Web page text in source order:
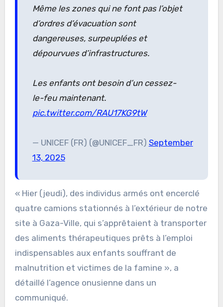
Même les zones qui ne font pas l’objet
d’ordres d’évacuation sont
dangereuses, surpeuplées et
dépourvues d’infrastructures.
Les enfants ont besoin d’un cessez-
le-feu maintenant.
pic.twitter.com/RAU17KG9tW
— UNICEF (FR) (@UNICEF_FR) September
13, 2025
« Hier (jeudi), des individus armés ont encerclé
quatre camions stationnés à l’extérieur de notre
site à Gaza-Ville, qui s’apprêtaient à transporter
des aliments thérapeutiques prêts à l’emploi
indispensables aux enfants souffrant de
malnutrition et victimes de la famine », a
détaillé l’agence onusienne dans un
communiqué.